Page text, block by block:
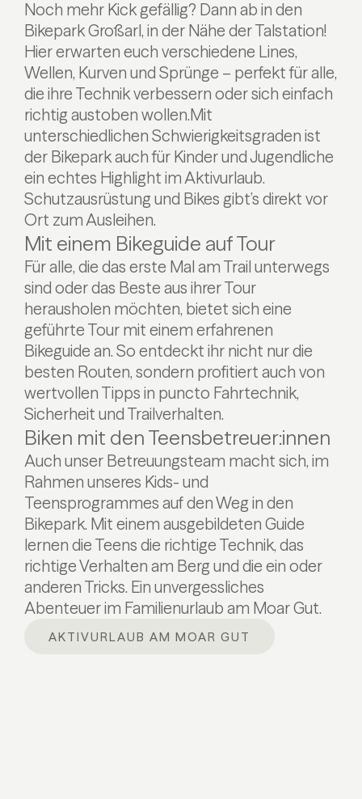
Noch mehr Kick gefällig? Dann ab in den
Bikepark Großarl, in der Nähe der Talstation!
Hier erwarten euch verschiedene Lines,
Wellen, Kurven und Sprünge – perfekt für alle,
die ihre Technik verbessern oder sich einfach
richtig austoben wollen.Mit
unterschiedlichen Schwierigkeitsgraden ist
der Bikepark auch für Kinder und Jugendliche
ein echtes Highlight im Aktivurlaub.
Schutzausrüstung und Bikes gibt’s direkt vor
Ort zum Ausleihen.
Mit einem Bikeguide auf Tour
Für alle, die das erste Mal am Trail unterwegs
sind oder das Beste aus ihrer Tour
herausholen möchten, bietet sich eine
geführte Tour mit einem erfahrenen
Bikeguide an. So entdeckt ihr nicht nur die
besten Routen, sondern profitiert auch von
wertvollen Tipps in puncto Fahrtechnik,
Sicherheit und Trailverhalten.
Biken mit den Teensbetreuer:innen
Auch unser Betreuungsteam macht sich, im
Rahmen unseres Kids- und
Teensprogrammes auf den Weg in den
Bikepark. Mit einem ausgebildeten Guide
lernen die Teens die richtige Technik, das
richtige Verhalten am Berg und die ein oder
anderen Tricks. Ein unvergessliches
Abenteuer im Familienurlaub am Moar Gut.
AKTIVURLAUB AM MOAR GUT